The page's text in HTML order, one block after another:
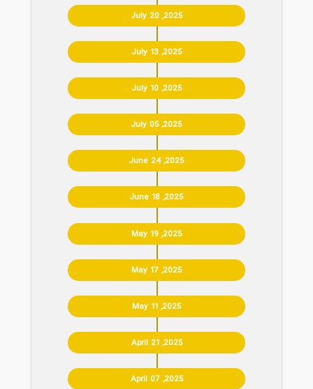
July 20 ,2025
July 13 ,2025
July 10 ,2025
July 05 ,2025
June 24 ,2025
June 18 ,2025
May 19 ,2025
May 17 ,2025
May 11 ,2025
April 21 ,2025
April 07 ,2025